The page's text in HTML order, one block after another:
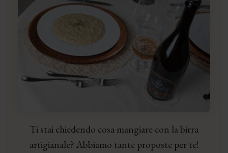
Ti stai chiedendo cosa mangiare con la birra
artigianale? Abbiamo tante proposte per te!